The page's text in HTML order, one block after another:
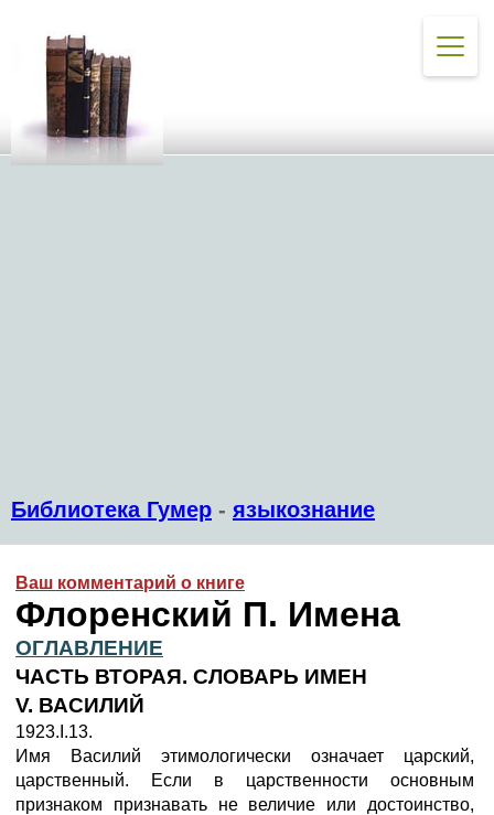
Библиотека Гумер - языкознание
Ваш комментарий о книге
Флоренский П. Имена
ОГЛАВЛЕНИЕ
ЧАСТЬ ВТОРАЯ. СЛОВАРЬ ИМЕН
V. ВАСИЛИЙ
1923.I.13.
Имя Василий этимологически означает царский,
царственный. Если в царственности основным
признаком признавать не величие или достоинство,